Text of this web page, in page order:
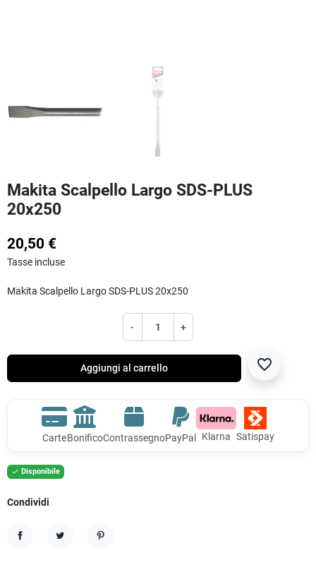
Makita Scalpello Largo SDS-PLUS
20x250
20,50 €
Tasse incluse
Makita Scalpello Largo SDS-PLUS 20x250
- +
Aggiungi al carrello favorite_border
CarteBonificoContrassegnoPayPal Klarna Satispay
 Disponibile
Condividi